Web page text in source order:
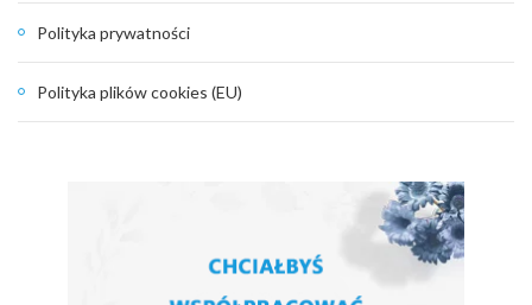
Polityka prywatności
Polityka plików cookies (EU)